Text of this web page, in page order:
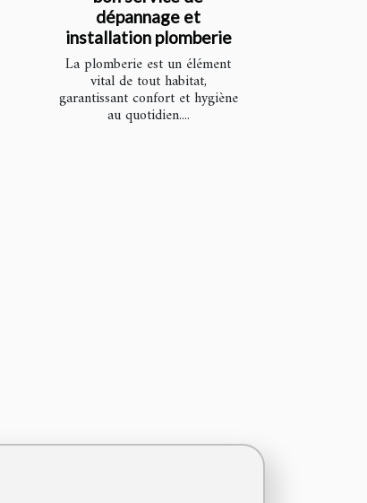
dépannage et
installation plomberie
La plomberie est un élément
vital de tout habitat,
garantissant confort et hygiène
au quotidien....